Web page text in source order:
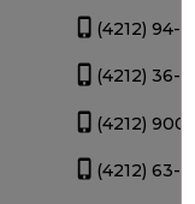
(4212) 94-
(4212) 36-
(4212) 900-
(4212) 63-